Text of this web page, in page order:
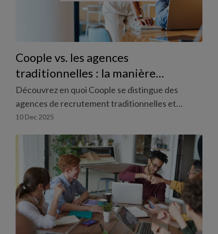
Coople vs. les agences
traditionnelles : la manière
intelligente de gérer vos équipes
Découvrez en quoi Coople se distingue des
agences de recrutement traditionnelles et
pourquoi les plateformes digitales offrent
10 Dec 2025